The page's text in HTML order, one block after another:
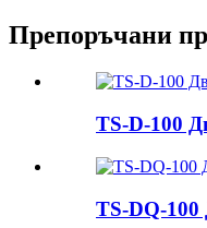
Препоръчани
TS-D-100
TS-DQ-100